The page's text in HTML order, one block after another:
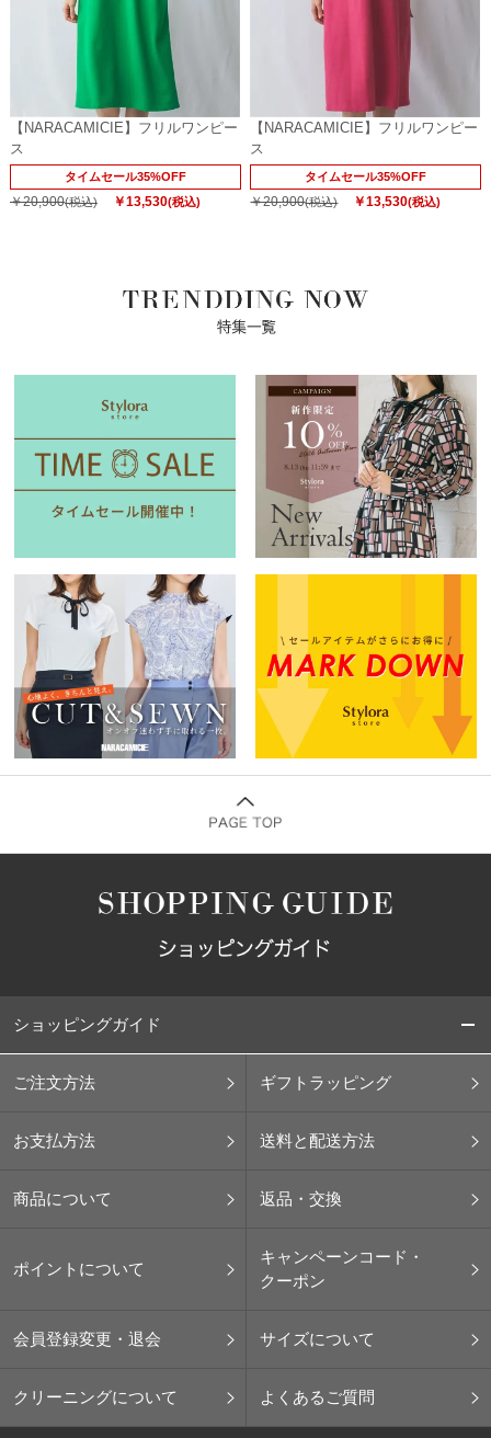
【NARACAMICIE】フリルワンピー
ス
タイムセール35%OFF
￥20,900(税込) ￥13,530(税込)
【NARACAMICIE】フリルワンピー
ス
タイムセール35%OFF
￥20,900(税込) ￥13,530(税込)
ショッピングガイド
ご注文方法 ギフトラッピング
お支払方法 送料と配送方法
商品について 返品・交換
ポイントについて
キャンペーンコード・
クーポン
会員登録変更・退会 サイズについて
クリーニングについて よくあるご質問